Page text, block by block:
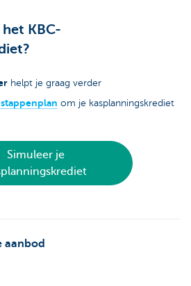
KBC-
helpt je graag verder
om je kasplanningskrediet
Simuleer je
aanbod